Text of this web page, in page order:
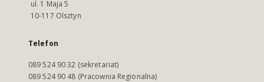
ul. 1 Maja 5
10-117 Olsztyn
Telefon
089 524 90 32 (sekretariat)
089 524 90 48 (Pracownia Regionalna)